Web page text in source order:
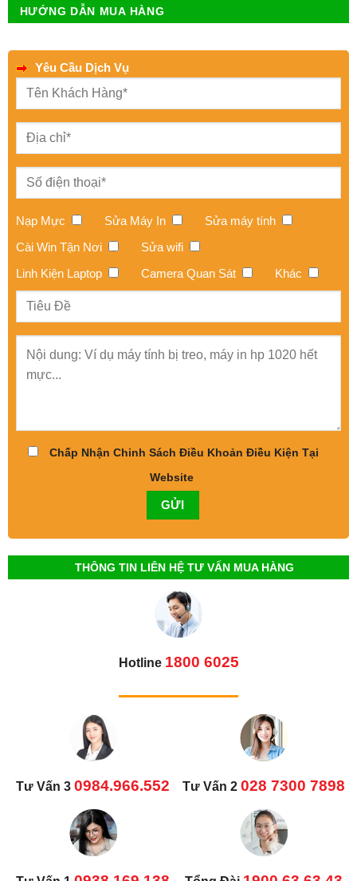
HƯỚNG DẪN MUA HÀNG
Yêu Cầu Dịch Vụ
Nạp Mực Sửa Máy In
Sửa máy tính
Cài Win Tận Nơi
Sửa wifi
Linh Kiện Laptop
Camera Quan Sát Khác
Chấp Nhận Chinh Sách Điều Khoản Điều Kiện Tại
Website
THÔNG TIN LIÊN HỆ TƯ VẤN MUA HÀNG
Hotline 1800 6025
Tư Vấn 3 0984.966.552 Tư Vấn 2 028 7300 7898